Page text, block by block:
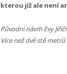
kterou již ale není
Původní návrh Evy
Více než dvě stě